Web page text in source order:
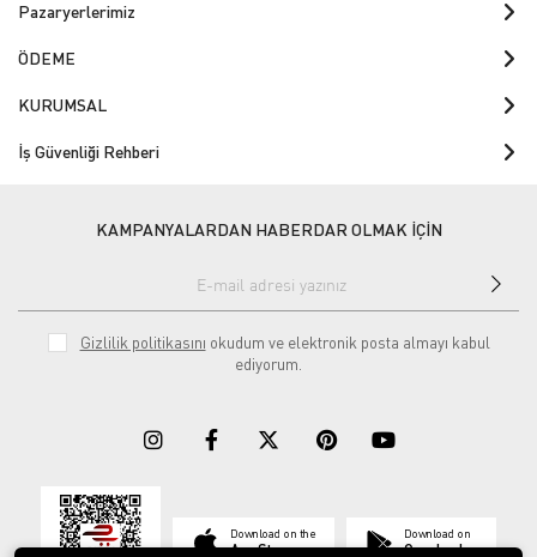
Pazaryerlerimiz
ÖDEME
KURUMSAL
İş Güvenliği Rehberi
KAMPANYALARDAN HABERDAR OLMAK İÇİN
Gizlilik politikasını okudum ve elektronik posta almayı kabul
ediyorum.
Download on the
App Store
Download on
Google play